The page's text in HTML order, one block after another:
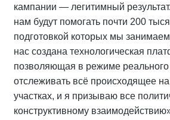
кампании — легитимный
нам будут помогать почти 200
подготовкой которых мы
нас создана технологическая
позволяющая в режиме
отслеживать всё происходящее
участках, и я призываю все
конструктивному